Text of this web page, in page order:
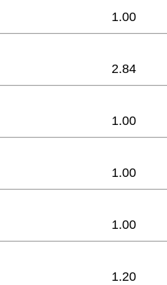
1.00
2.84
1.00
1.00
1.00
1.20